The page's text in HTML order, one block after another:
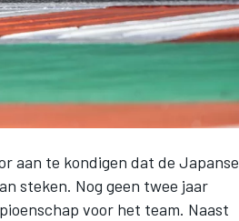
aan te kondigen dat de Japanse
steken. Nog geen twee jaar
voor het team. Naast